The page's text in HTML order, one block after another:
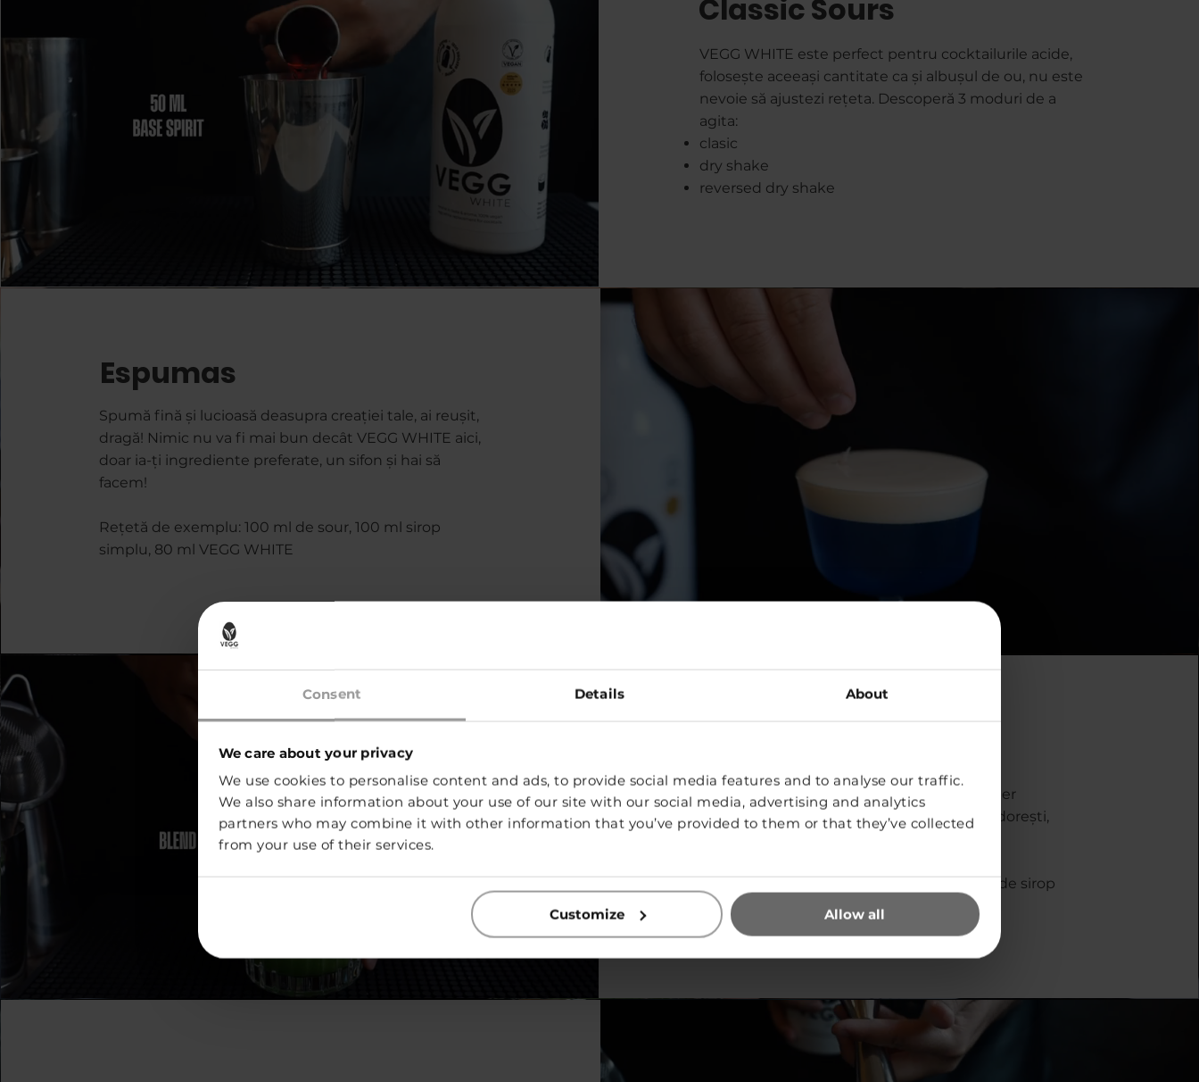
Consent Details About
We care about your privacy
We use cookies to personalise content and ads, to provide social media features and to analyse our traffic.
We also share information about your use of our site with our social media, advertising and analytics
partners who may combine it with other information that you’ve provided to them or that they’ve collected
from your use of their services.
Customize Allow all
Classic Sours
VEGG WHITE este perfect pentru cocktailurile acide,
folosește aceeași cantitate ca și albușul de ou, nu este
nevoie să ajustezi rețeta. Descoperă 3 moduri de a
agita:
clasic
dry shake
reversed dry shake
Espumas
Spumă fină și lucioasă deasupra creației tale, ai reușit,
dragă! Nimic nu va fi mai bun decât VEGG WHITE aici,
doar ia-ți ingrediente preferate, un sifon și hai să
facem!
Rețetă de exemplu: 100 ml de sour, 100 ml sirop
simplu, 80 ml VEGG WHITE
Surprinde-ți oaspeții cu senzații unice de aer
comestibil care are exact gustul pe care îl dorești,
Rețetă de exemplu: 50 ml de sour, 100 ml de sirop
simplu, 30 ml VEGG WHITE